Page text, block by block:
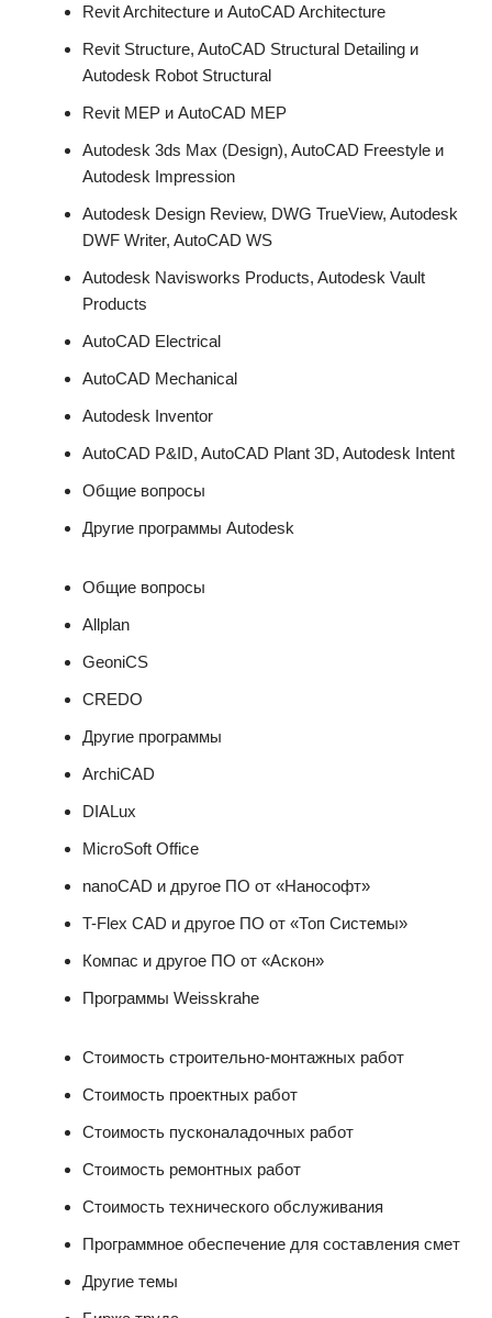
Revit Architecture и AutoCAD Architecture
Revit Structure, AutoCAD Structural Detailing и
Autodesk Robot Structural
Revit MEP и AutoCAD MEP
Autodesk 3ds Max (Design), AutoCAD Freestyle и
Autodesk Impression
Autodesk Design Review, DWG TrueView, Autodesk
DWF Writer, AutoCAD WS
Autodesk Navisworks Products, Autodesk Vault
Products
AutoCAD Electrical
AutoCAD Mechanical
Autodesk Inventor
AutoCAD P&ID, AutoCAD Plant 3D, Autodesk Intent
Общие вопросы
Другие программы Autodesk
Общие вопросы
Allplan
GeoniCS
CREDO
Другие программы
ArchiCAD
DIALux
MicroSoft Office
nanoCAD и другое ПО от «Нанософт»
T-Flex CAD и другое ПО от «Топ Системы»
Компас и другое ПО от «Аскон»
Программы Weisskrahe
Стоимость строительно-монтажных работ
Стоимость проектных работ
Стоимость пусконаладочных работ
Стоимость ремонтных работ
Стоимость технического обслуживания
Программное обеспечение для составления смет
Другие темы